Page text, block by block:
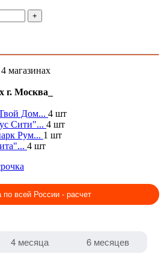
+
магазинах
г. Москва_
Дом... 4 шт
Сити"... 4 шт
Рум... 1 шт
4 шт
по всей России - расчет